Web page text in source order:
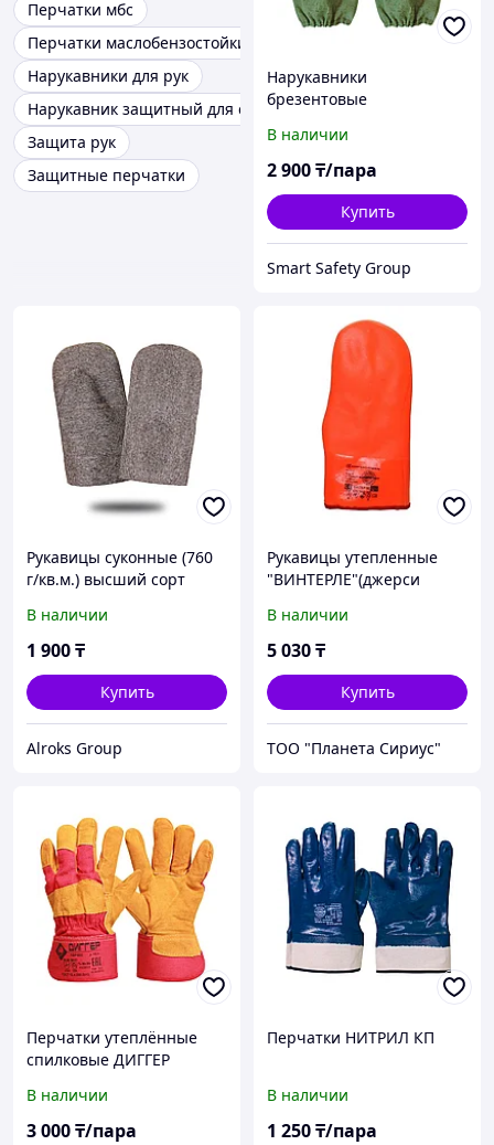
Перчатки мбс
Перчатки маслобензостойкие
Нарукавники для рук
Нарукавник защитный для сварщика
Защита рук
Защитные перчатки
Нарукавники
брезентовые
В наличии
2 900₸/пара
Купить
Smart Safety Group
Рукавицы суконные (760
г/кв.м.) высший сорт
В наличии
1 900₸
Купить
Alroks Group
Рукавицы утепленные
"ВИНТЕРЛЕ"(джерси
ПВХ,утепл.х/б тканью с
начесом), в уп.72пар
В наличии
5 030₸
Купить
ТОО "Планета Сириус"
Перчатки утеплённые
спилковые ДИГГЕР
В наличии
3 000₸/пара
Перчатки НИТРИЛ КП
В наличии
1 250₸/пара